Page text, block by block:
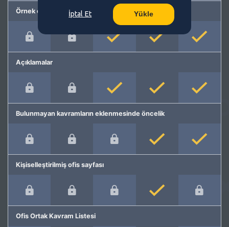
Örnek cümleler
Açıklamalar
Bulunmayan kavramların eklenmesinde öncelik
Kişiselleştirilmiş ofis sayfası
Ofis Ortak Kavram Listesi
İptal Et Yükle